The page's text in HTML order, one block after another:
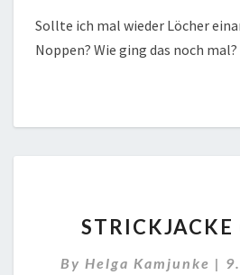
Sollte ich mal wieder Löcher
Noppen? Wie ging das noch mal?
STRICKJACKE
By Helga Kamjunke |